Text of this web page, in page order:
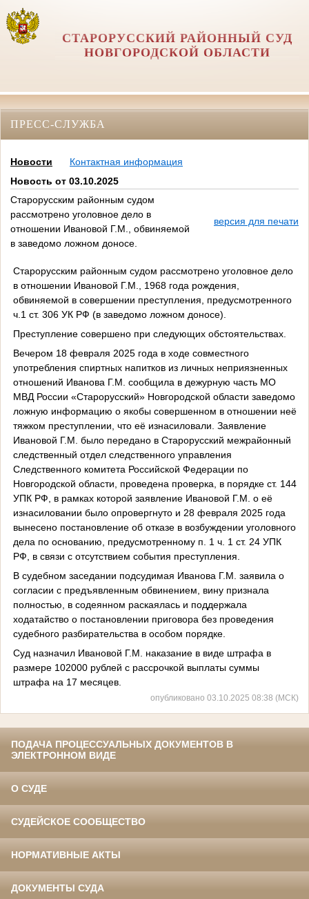
СТАРОРУССКИЙ РАЙОННЫЙ СУД
НОВГОРОДСКОЙ ОБЛАСТИ
ПРЕСС-СЛУЖБА
Новости
Контактная информация
Новость от 03.10.2025
Старорусским районным судом
рассмотрено уголовное дело в
отношении Ивановой Г.М., обвиняемой
в заведомо ложном доносе.
версия для печати
Старорусским районным судом рассмотрено уголовное дело
в отношении Ивановой Г.М., 1968 года рождения,
обвиняемой в совершении преступления, предусмотренного
ч.1 ст. 306 УК РФ (в заведомо ложном доносе).
Преступление совершено при следующих обстоятельствах.
Вечером 18 февраля 2025 года в ходе совместного
употребления спиртных напитков из личных неприязненных
отношений Иванова Г.М. сообщила в дежурную часть МО
МВД России «Старорусский» Новгородской области заведомо
ложную информацию о якобы совершенном в отношении неё
тяжком преступлении, что её изнасиловали. Заявление
Ивановой Г.М. было передано в Старорусский межрайонный
следственный отдел следственного управления
Следственного комитета Российской Федерации по
Новгородской области, проведена проверка, в порядке ст. 144
УПК РФ, в рамках которой заявление Ивановой Г.М. о её
изнасиловании было опровергнуто и 28 февраля 2025 года
вынесено постановление об отказе в возбуждении уголовного
дела по основанию, предусмотренному п. 1 ч. 1 ст. 24 УПК
РФ, в связи с отсутствием события преступления.
В судебном заседании подсудимая Иванова Г.М. заявила о
согласии с предъявленным обвинением, вину признала
полностью, в содеянном раскаялась и поддержала
ходатайство о постановлении приговора без проведения
судебного разбирательства в особом порядке.
Суд назначил Ивановой Г.М. наказание в виде штрафа в
размере 102000 рублей с рассрочкой выплаты суммы
штрафа на 17 месяцев.
опубликовано 03.10.2025 08:38 (МСК)
ПОДАЧА ПРОЦЕССУАЛЬНЫХ ДОКУМЕНТОВ В
ЭЛЕКТРОННОМ ВИДЕ
О СУДЕ
СУДЕЙСКОЕ СООБЩЕСТВО
НОРМАТИВНЫЕ АКТЫ
ДОКУМЕНТЫ СУДА